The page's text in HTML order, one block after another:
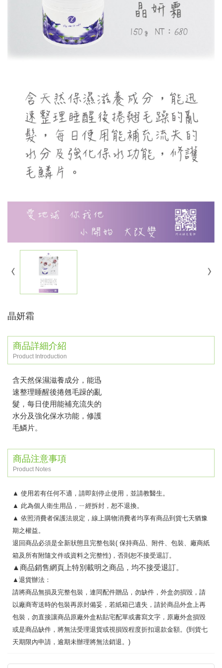
晶妍霜
商品詳細介紹
Product Introduction
含天然保濕滋養成分，能迅
速整理睡醒後捲翹毛躁的亂
髮，每日使用能補充流失的
水分及強化保水功能，修護
毛鱗片。
商品注意事項
Product Notes
▲ 使用若有任何不適，請即刻停止使用，並請教醫生。
▲ 此為個人衛生用品，ㄧ經拆封，恕不退換。
▲ 依照消費者保護法規定，線上購物消費者均享有商品到貨七天猶豫
期之權益。
退回商品必須是全新狀態且完整包裝( 保持商品、附件、包裝、廠商紙
箱及所有附隨文件或資料之完整性) ，否則恕不接受退訂。
▲ 商品銷售網頁上特別載明之商品，均不接受退訂。
▲ 退貨辦法：
請將商品無損及完整包裝，連同配件贈品，勿缺件，外盒勿損毀，請
以廠商寄送時的包裝再原封備妥，若紙箱已遺失，請於商品外盒上再
包裝，勿直接讓商品原廠外盒粘貼宅配單或書寫文字，原廠外盒損毀
或是商品缺件，將無法受理退貨或視損毀程度折扣退款金額。 (到貨七
天期限內申請，逾期未辦理將無法銷退。 )